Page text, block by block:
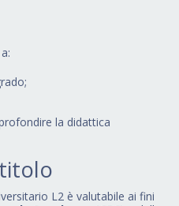
la didattica
L2 è valutabile ai fini